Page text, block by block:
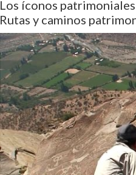
Los íconos
Rutas y caminos